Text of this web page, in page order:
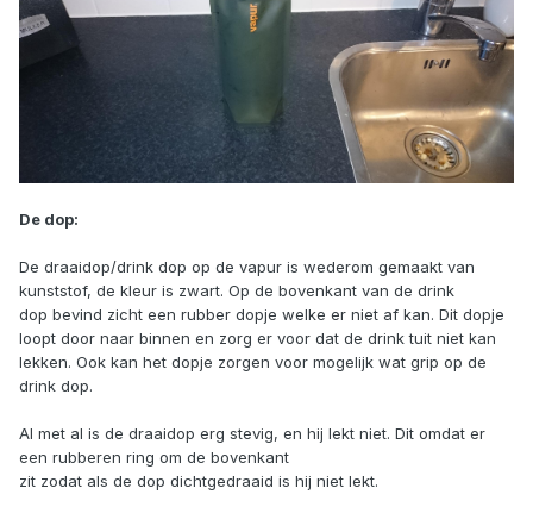
De dop:
De draaidop/drink dop op de vapur is wederom gemaakt van
kunststof, de kleur is zwart. Op de bovenkant van de drink
dop bevind zicht een rubber dopje welke er niet af kan. Dit dopje
loopt door naar binnen en zorg er voor dat de drink tuit niet kan
lekken. Ook kan het dopje zorgen voor mogelijk wat grip op de
drink dop.
Al met al is de draaidop erg stevig, en hij lekt niet. Dit omdat er
een rubberen ring om de bovenkant
zit zodat als de dop dichtgedraaid is hij niet lekt.